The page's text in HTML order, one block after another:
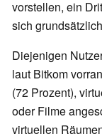
vorstellen, ein
sich
Diejenigen
laut Bitkom
(72 Prozent),
oder Filme
virtuellen